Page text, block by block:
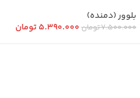
بلوور (دمنده)
۷.۵۰۰.۰۰۰تومان ۵.۳۹۰.۰۰۰تومان